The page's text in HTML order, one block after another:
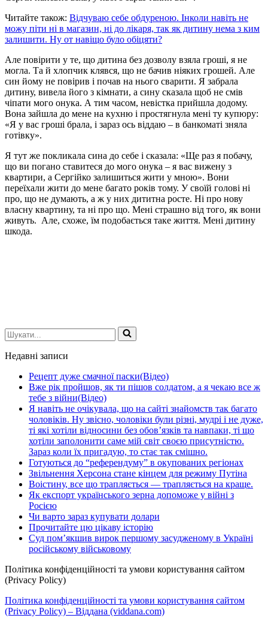
Читайте також: Відчуваю себе обдуреною. Інколи навіть не
можу піти ні в магазин, ні до лікаря, так як дитину нема з ким
залишити. Ну от навіщо було обіцяти?
Але повірити у те, що дитина без дозволу взяла гроші, я не
могла. Та й хлопчик клявся, що не бачив ніяких грошей. Але
син йому не повірив і почав на нього сварити. Я забрала
дитину, вивела його з кімнати, а сину сказала щоб не смів
чіпати мого онука. А тим часом, невістка прийшла додому.
Вона зайшла до мене на кухню і простягнула мені ту купюру:
«Я у вас гроші брала, і зараз ось віддаю – в банкоматі зняла
готівку».
Я тут же покликала сина до себе і сказала: «Ще раз я побачу,
що ви погано ставитеся до мого онука – я вас вижену з
квартири, а Сергійко залишиться жити у мною». Вони
переїхали жити до мене багато років тому. У своїй голові ні
про, що не думають, а ж у них дититна росте. Ні про нову
власну квартину, та ні про що. Мені страшно від того, як вони
живуть. Але, схоже, їм подобається таке життя. Мені дитину
шкода.
Шукати...
Недавні записи
Рецепт дуже смачної паски(Відео)
Вже рік пройшов, як ти пішов солдатом, а я чекаю все ж
тебе з війни(Відео)
Я навіть не очікувала, що на сайті знайомств так багато
чоловіків. Ну звісно, чоловіки були різні, мудрі і не дуже,
ті які хотіли відносини без обов’язків та навпаки, ті що
хотіли заполонити саме мій світ своєю присутністю.
Зараз коли їх пригадую, то стає так смішно.
Готуються до “референдуму” в окупованих регіонах
Звільнення Херсона стане кінцем для режиму Путіна
Воістину, все що трапляється — трапляється на краще.
Як експорт українського зерна допоможе у війні з
Росією
Чи варто зараз купувати долари
Прочитайте цю цікаву історію
Суд пом’якшив вирок першому засудженому в Україні
російському військовому
Політика конфіденційності та умови користування сайтом
(Privacy Policy)
Політика конфіденційності та умови користування сайтом
(Privacy Policy) – Віддана (viddana.com)